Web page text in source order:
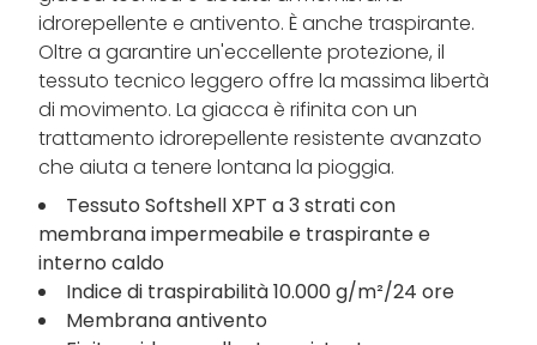
idrorepellente e antivento. È anche traspirante.
Oltre a garantire un'eccellente protezione, il
tessuto tecnico leggero offre la massima libertà
di movimento. La giacca è rifinita con un
trattamento idrorepellente resistente avanzato
che aiuta a tenere lontana la pioggia.
Tessuto Softshell XPT a 3 strati con
membrana impermeabile e traspirante e
interno caldo
Indice di traspirabilità 10.000 g/m²/24 ore
Membrana antivento